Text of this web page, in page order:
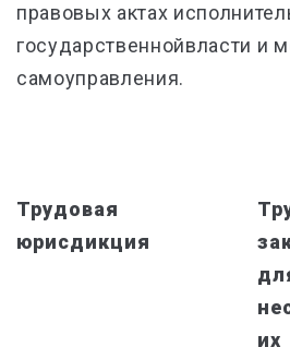
правовых актах
государственнойвласти и
самоуправления.
Трудовая
юрисдикция
их